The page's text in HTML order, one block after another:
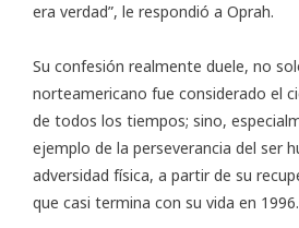
era verdad”, le respondió a Oprah.
Su confesión realmente duele, no
norteamericano fue considerado el
de todos los tiempos; sino,
ejemplo de la perseverancia del ser
adversidad física, a partir de su
que casi termina con su vida en 1996.